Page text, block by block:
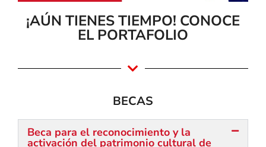
¡AÚN TIENES TIEMPO! CONOCE
EL PORTAFOLIO
BECAS
Beca para el reconocimiento y la
activación del patrimonio cultural de